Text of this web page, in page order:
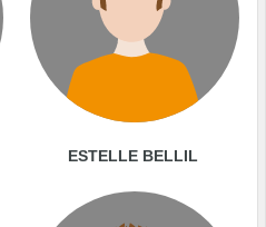
ESTELLE BELLIL